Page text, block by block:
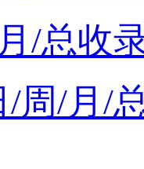
/总收
周/月/